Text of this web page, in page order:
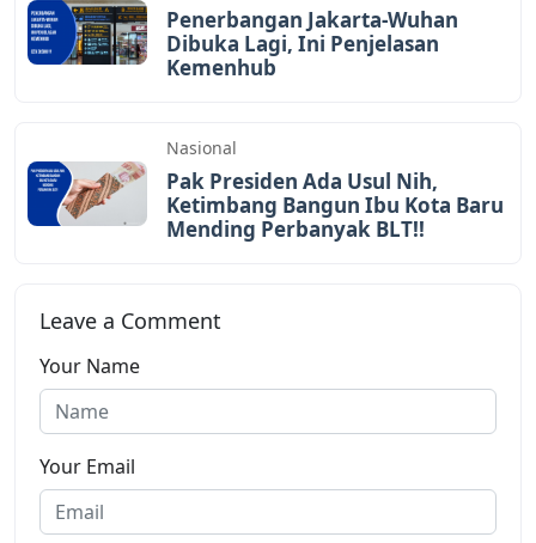
Penerbangan Jakarta-Wuhan
Dibuka Lagi, Ini Penjelasan
Kemenhub
Nasional
Pak Presiden Ada Usul Nih,
Ketimbang Bangun Ibu Kota Baru
Mending Perbanyak BLT!!
Leave a Comment
Your Name
Your Email